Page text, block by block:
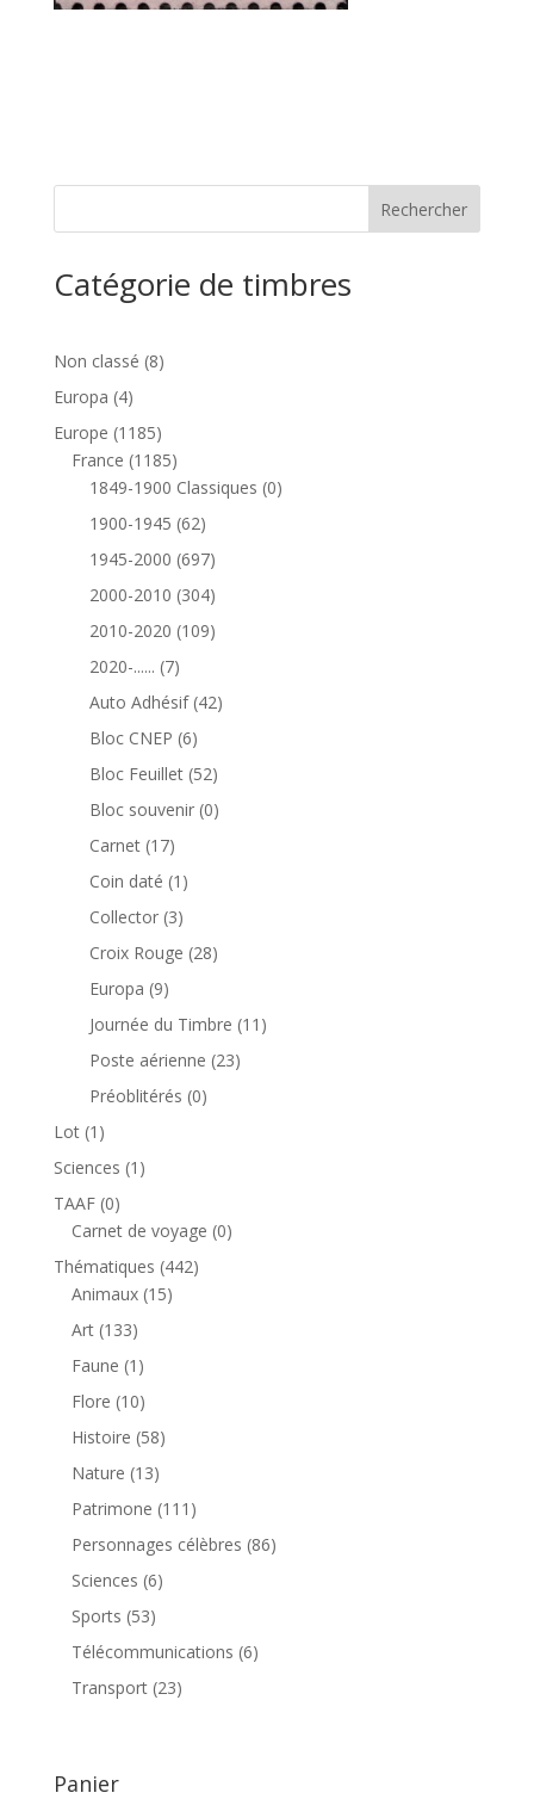
Catégorie de timbres
Non classé 88
Europa 44
produits
Europe 11851185
produits
France 11851185
produits
1849-1900 Classiques 00
1900-1945 6262
produits
1945-2000 697697
produits
2000-2010 304304
produits
2010-2020 109109
2020-...... 77
produits
Auto Adhésif 4242
Bloc CNEP 66
produits
Bloc Feuillet 5252
produits
Bloc souvenir 00
Carnet 1717
produits
Coin daté 1 1
produit
Collector 33
produits
Croix Rouge 2828
Europa 99
produits
Journée du Timbre 11 11
Poste aérienne 2323
Préoblitérés 00
Lot 1 1
produit
Sciences 1 1
TAAF 00
produit
Carnet de voyage 00
Thématiques 442442
Animaux 1515
Art 133133
produits
Faune 1 1
produit
Flore 1010
produits
Histoire 5858
Nature 1313
produits
Patrimone 111 111
produits
Personnages célèbres 8686
Sciences 66
Sports 5353
produits
Télécommunications 66
Transport 2323
Panier